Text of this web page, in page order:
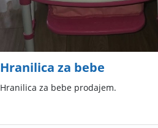
Hranilica za bebe
Hranilica za bebe prodajem.